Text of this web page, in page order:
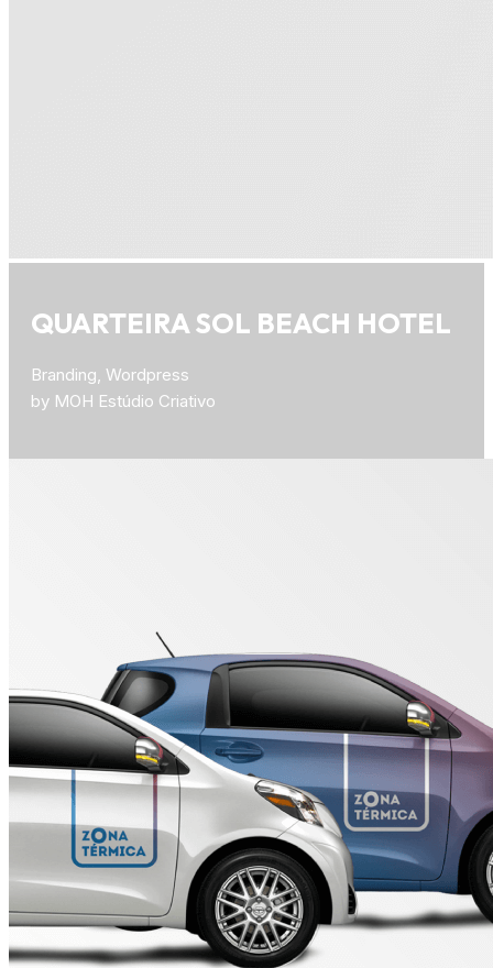
QUARTEIRA SOL BEACH HOTEL
Branding, Wordpress
by MOH Estúdio Criativo